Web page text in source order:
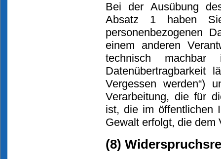
Bei der Ausübung
Absatz 1 haben
personenbezogenen
einem anderen
technisch
Datenübertragbarkeit
Vergessen werden“)
Verarbeitung, die für
ist, die im öffentlichen
Gewalt erfolgt, die dem
(8)